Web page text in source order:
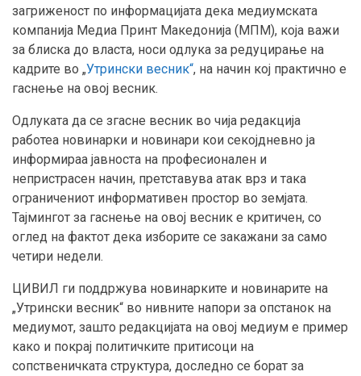
загриженост по информацијата дека медиумската
компанија Медиа Принт Македонија (МПМ), која важи
за блиска до власта, носи одлука за редуцирање на
кадрите во „Утрински весник“, на начин кој практично е
гаснење на овој весник.
Одлуката да се згасне весник во чија редакција
работеа новинарки и новинари кои секојдневно ја
информираа јавноста на професионален и
непристрасен начин, претставува атак врз и така
ограничениот информативен простор во земјата.
Тајмингот за гаснење на овој весник е критичен, со
оглед на фактот дека изборите се закажани за само
четири недели.
ЦИВИЛ ги поддржува новинарките и новинарите на
„Утрински весник“ во нивните напори за опстанок на
медиумот, зашто редакцијата на овој медиум е пример
како и покрај политичките притисоци на
сопственичката структура, доследно се борат за